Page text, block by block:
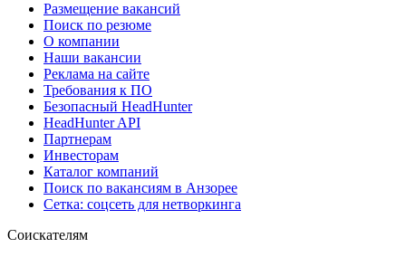
Размещение вакансий
Поиск по резюме
О компании
Наши вакансии
Реклама на сайте
Требования к ПО
Безопасный HeadHunter
HeadHunter API
Партнерам
Инвесторам
Каталог компаний
Поиск по вакансиям в Анзорее
Сетка: соцсеть для нетворкинга
Соискателям